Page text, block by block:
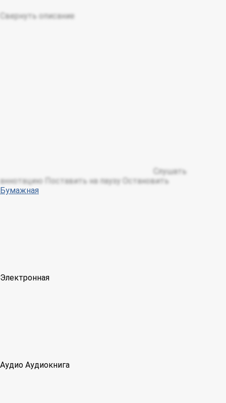
Свернуть описание
Слушать
аннотацию
Поставить на паузу
Остановить
Бумажная
Электронная
Аудио Аудиокнига